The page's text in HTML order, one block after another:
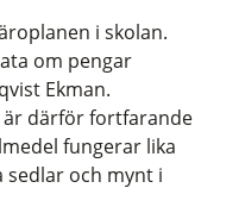
i skolan.
om pengar
Ekman.
är därför fortfarande
fungerar lika
sedlar och mynt i